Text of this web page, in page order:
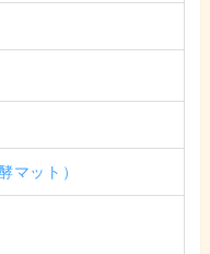
マット）